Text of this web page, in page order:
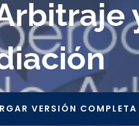
VERSIÓN COMPLETA